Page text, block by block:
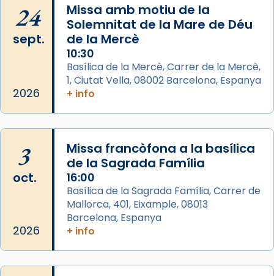
Arquebisbat de Barcelona
2 weeks ago
Memòria de les santes Juliana i
Semproniana, verges i màrtirs.
Acompanyant la història de sant Cugat, a
partir de l’Edat Mitjana sorgeix la tradició
que les santes Juliana (“relatiu a Júlia”) i
Semproniana (“relatiu a Semprònia =
eterna”) són deixebles seves. I l’any 1667, el
frare Joan Gaspar Roig, afirma en una obra
que les santes són filles de l’antiga Iluro.
Mataró en reivindicarà les relíq
Foto
24
sept.
2026
Missa amb motiu de la
Solemnitat de la Mare de Déu
de la Mercè
10:30
Basílica de la Mercè, Carrer de la Mercè,
1, Ciutat Vella, 08002 Barcelona, Espanya
+ info
3
oct.
2026
Missa francòfona a la basílica
de la Sagrada Família
16:00
Basílica de la Sagrada Família, Carrer de
Mallorca, 401, Eixample, 08013
Barcelona, Espanya
+ info